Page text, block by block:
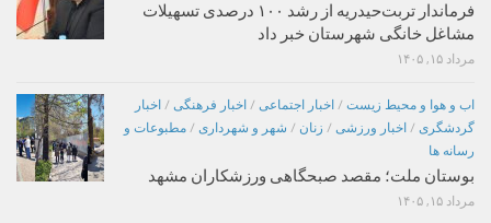
فرماندار تربت‌حیدریه از رشد ۱۰۰ درصدی تسهیلات
مشاغل خانگی شهرستان خبر داد
مرداد ۱۵, ۱۴۰۵
اب و هوا و محیط زیست / اخبار اجتماعی / اخبار فرهنگی / اخبار
گردشگری / اخبار ورزشی / زنان / شهر و شهرداری / مطبوعات و
رسانه ها
بوستان ملت؛ مقصد صبحگاهی ورزشکاران مشهد
مرداد ۱۵, ۱۴۰۵